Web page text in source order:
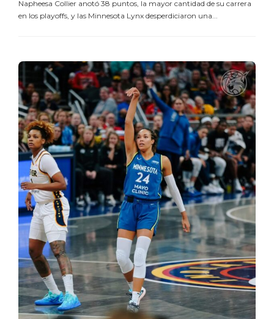
Napheesa Collier anotó 38 puntos, la mayor cantidad de su carrera
en los playoffs, y las Minnesota Lynx desperdiciaron una...